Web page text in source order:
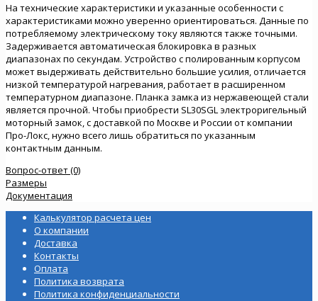
На технические характеристики и указанные особенности с
характеристиками можно уверенно ориентироваться. Данные по
потребляемому электрическому току являются также точными.
Задерживается автоматическая блокировка в разных
диапазонах по секундам. Устройство с полированным корпусом
может выдерживать действительно большие усилия, отличается
низкой температурой нагревания, работает в расширенном
температурном диапазоне. Планка замка из нержавеющей стали
является прочной. Чтобы приобрести SL30SGL электроригельный
моторный замок, с доставкой по Москве и России от компании
Про-Локс, нужно всего лишь обратиться по указанным
контактным данным.
Вопрос-ответ (0)
Размеры
Документация
Калькулятор расчета цен
О компании
Доставка
Контакты
Оплата
Политика возврата
Политика конфиденциальности